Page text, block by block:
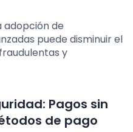
adopción de
puede disminuir el
y
Pagos sin
de pago